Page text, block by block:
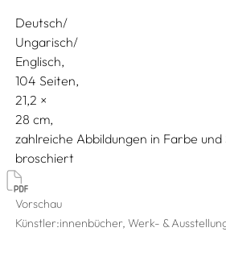
Deutsch/
Ungarisch/
Englisch
104 Seiten,
21,2
28
zahlreiche Abbildungen in Farbe und
broschiert
Vorschau
Künstler:innenbücher, Werk- &